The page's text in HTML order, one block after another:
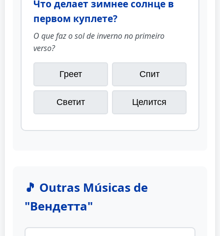
Что делает зимнее солнце в
первом куплете?
O que faz o sol de inverno no primeiro
verso?
Греет Спит
Светит Целится
🎵 Outras Músicas de
"Вендетта"